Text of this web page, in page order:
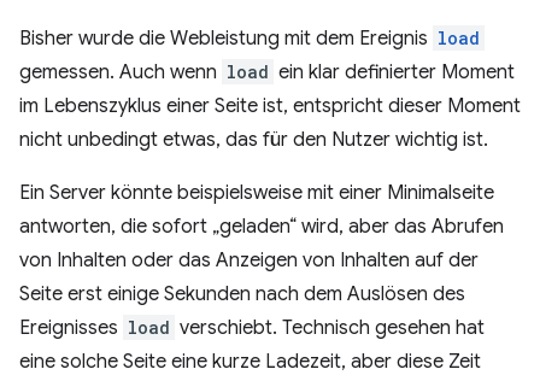
Bisher wurde die Webleistung mit dem Ereignis load
gemessen. Auch wenn load ein klar definierter Moment
im Lebenszyklus einer Seite ist, entspricht dieser Moment
nicht unbedingt etwas, das für den Nutzer wichtig ist.
Ein Server könnte beispielsweise mit einer Minimalseite
antworten, die sofort „geladen“ wird, aber das Abrufen
von Inhalten oder das Anzeigen von Inhalten auf der
Seite erst einige Sekunden nach dem Auslösen des
Ereignisses load verschiebt. Technisch gesehen hat
eine solche Seite eine kurze Ladezeit, aber diese Zeit